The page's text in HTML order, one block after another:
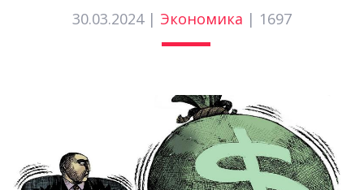
30.03.2024 | Экономика | 1697